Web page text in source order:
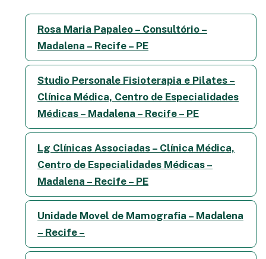
Rosa Maria Papaleo – Consultório –
Madalena – Recife – PE
Studio Personale Fisioterapia e Pilates –
Clínica Médica, Centro de Especialidades
Médicas – Madalena – Recife – PE
Lg Clínicas Associadas – Clínica Médica,
Centro de Especialidades Médicas –
Madalena – Recife – PE
Unidade Movel de Mamografia – Madalena
– Recife –